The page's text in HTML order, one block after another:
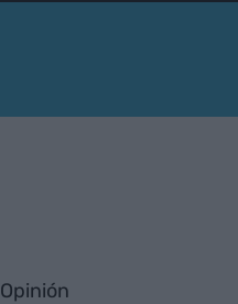
Opinión